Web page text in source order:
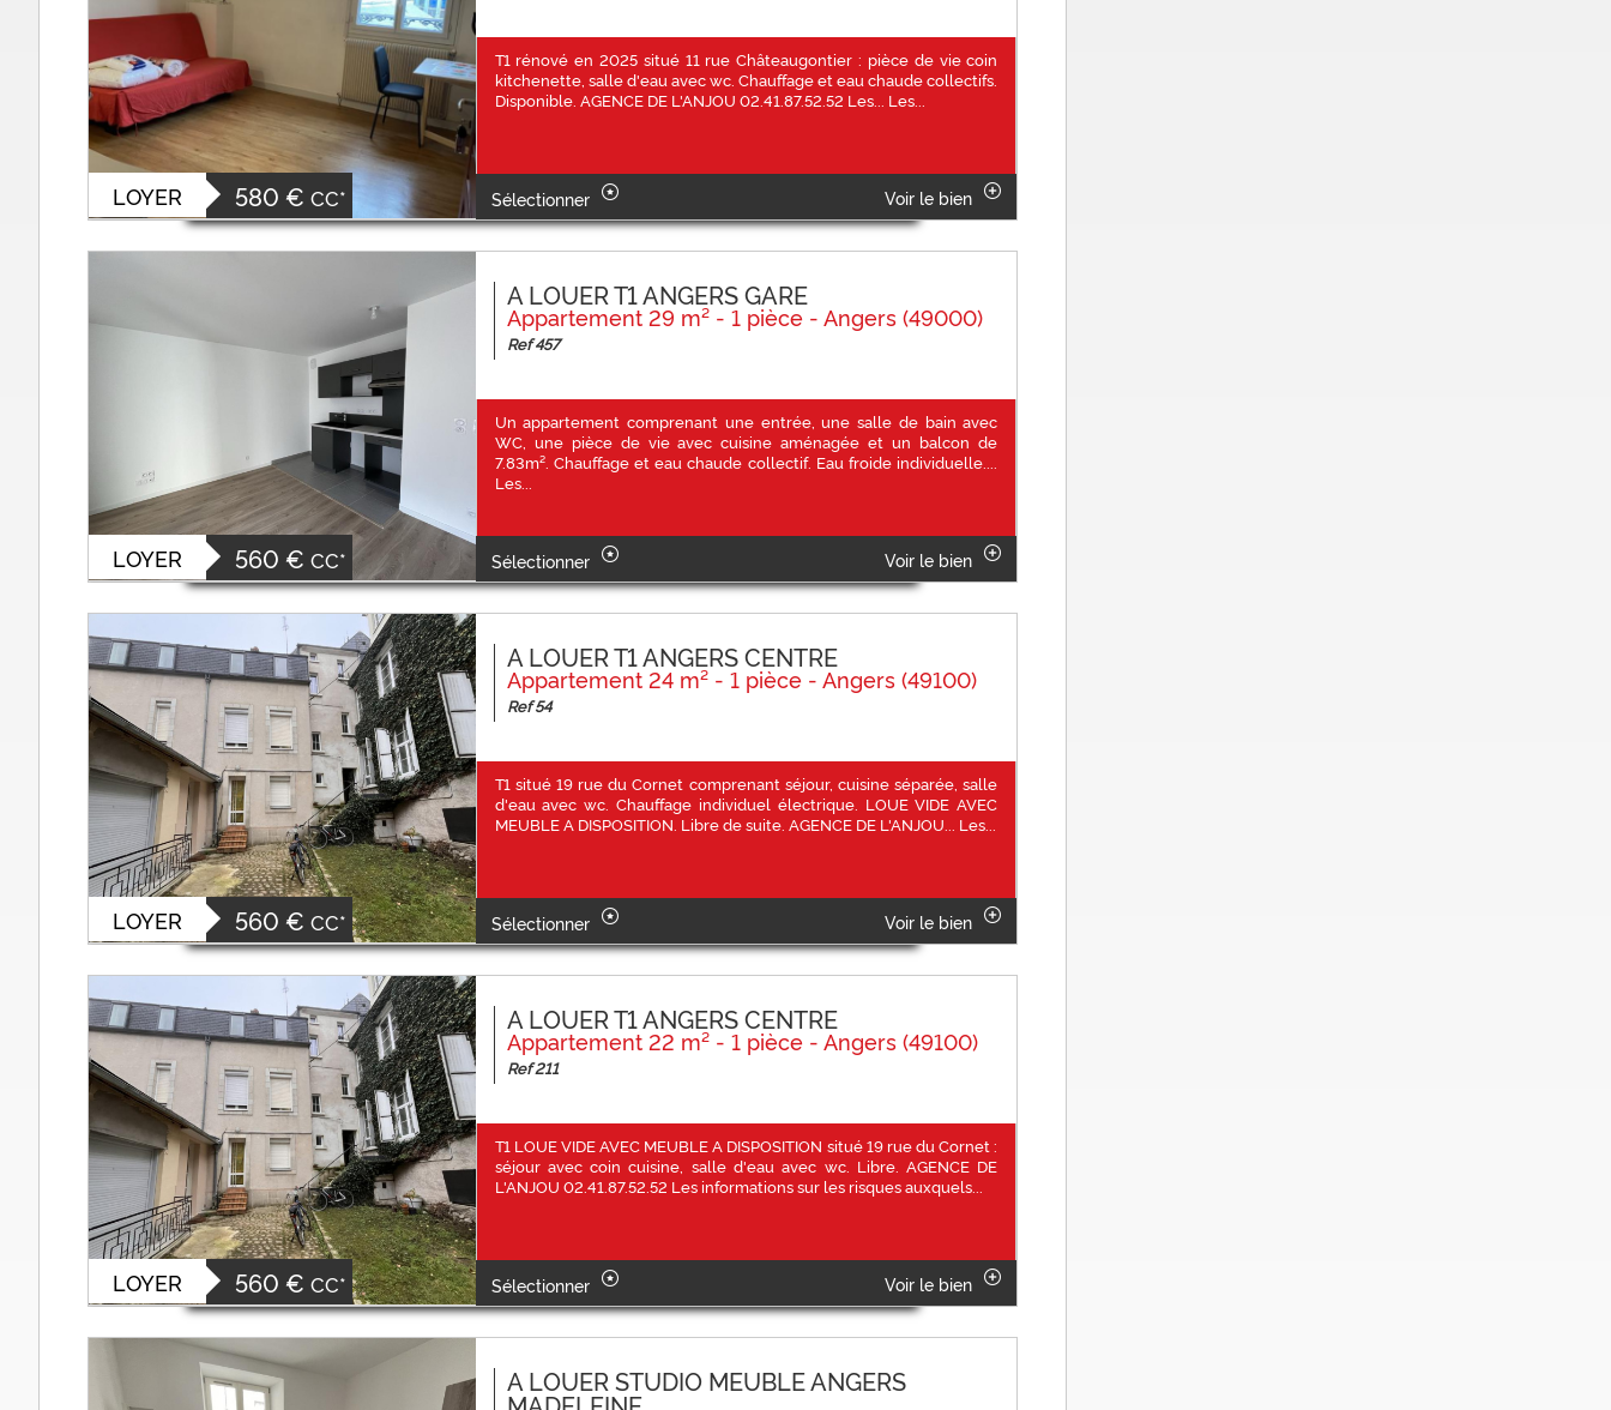
LOYER 580 € CC*
T1 rénové en 2025 situé 11 rue Châteaugontier : pièce de vie coin
kitchenette, salle d'eau avec wc. Chauffage et eau chaude collectifs.
Disponible. AGENCE DE L'ANJOU 02.41.87.52.52 Les... Les...
Sélectionner Voir le bien
LOYER 560 € CC*
A LOUER T1 ANGERS GARE
Appartement 29 m² - 1 pièce - Angers (49000)
Ref 457
Un appartement comprenant une entrée, une salle de bain avec
WC, une pièce de vie avec cuisine aménagée et un balcon de
7.83m². Chauffage et eau chaude collectif. Eau froide individuelle....
Les...
Sélectionner Voir le bien
LOYER 560 € CC*
A LOUER T1 ANGERS CENTRE
Appartement 24 m² - 1 pièce - Angers (49100)
Ref 54
T1 situé 19 rue du Cornet comprenant séjour, cuisine séparée, salle
d'eau avec wc. Chauffage individuel électrique. LOUE VIDE AVEC
MEUBLE A DISPOSITION. Libre de suite. AGENCE DE L'ANJOU... Les...
Sélectionner Voir le bien
LOYER 560 € CC*
A LOUER T1 ANGERS CENTRE
Appartement 22 m² - 1 pièce - Angers (49100)
Ref 211
T1 LOUE VIDE AVEC MEUBLE A DISPOSITION situé 19 rue du Cornet :
séjour avec coin cuisine, salle d'eau avec wc. Libre. AGENCE DE
L'ANJOU 02.41.87.52.52 Les informations sur les risques auxquels...
Sélectionner Voir le bien
A LOUER STUDIO MEUBLE ANGERS